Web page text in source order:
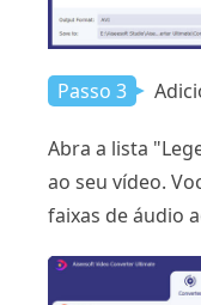
Passo 3
Abra a lista
ao seu vídeo.
faixas de áudio